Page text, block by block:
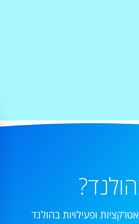
ופעילויות בהולנד